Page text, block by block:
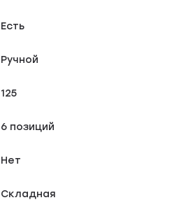
Есть
Ручной
125
6 позиций
Нет
Складная